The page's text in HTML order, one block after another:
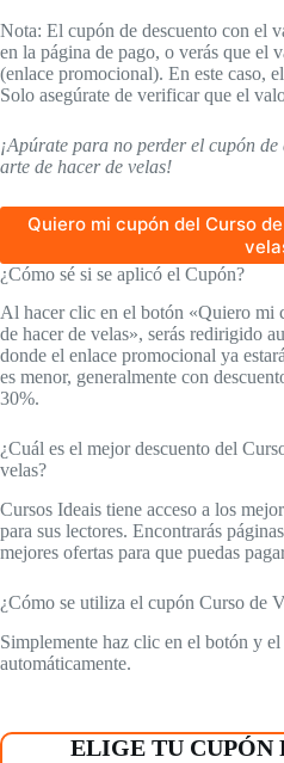
Nota: El cupón de descuento con el
en la página de pago, o verás que el
(enlace promocional). En este caso,
Solo asegúrate de verificar que el
¡Apúrate para no perder el cupón
arte de hacer de velas!
Quiero mi cupón del Curso
¿Cómo sé si se aplicó el Cupón?
Al hacer clic en el botón «Quiero mi
de hacer de velas», serás redirigido
donde el enlace promocional ya
es menor, generalmente con
30%.
¿Cuál es el mejor descuento del
velas?
Cursos Ideais tiene acceso a los
para sus lectores. Encontrarás
mejores ofertas para que puedas
¿Cómo se utiliza el cupón Curso de
Simplemente haz clic en el botón y
automáticamente.
ELIGE TU